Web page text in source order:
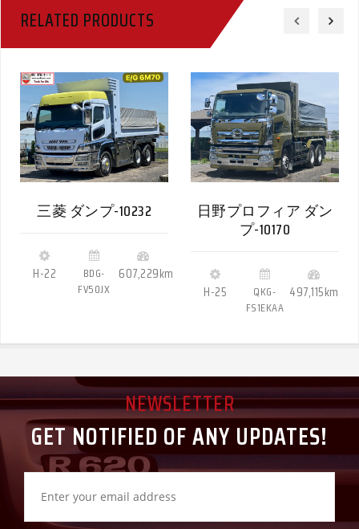
RELATED PRODUCTS
三菱 ダンプ-10232
H-22
BDG-
FV50JX
607,229km
日野プロフィア ダン
プ-10170
H-25
QKG-
FS1EKAA
497,115km
NEWSLETTER
GET NOTIFIED OF ANY UPDATES!